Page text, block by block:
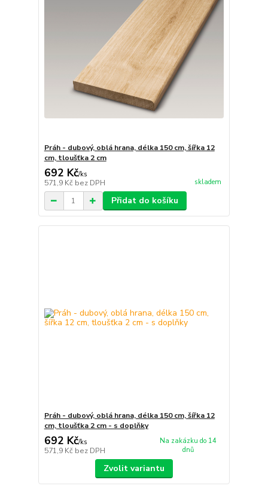
Práh - dubový, oblá hrana, délka 150 cm, šířka 12
cm, tloušťka 2 cm
692 Kč/ks
571,9 Kč bez DPH skladem
Přidat do košíku
Práh - dubový, oblá hrana, délka 150 cm, šířka 12
cm, tloušťka 2 cm - s doplňky
692 Kč/ks
571,9 Kč bez DPH
Na zakázku do 14
dnů
Zvolit variantu